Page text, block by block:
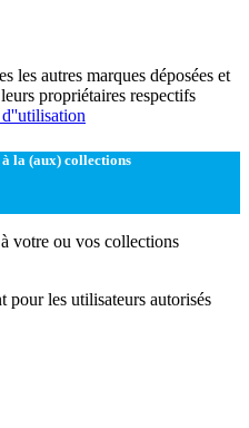
autres marques déposées et
propriétaires respectifs
la (aux) collections
votre ou vos collections
pour les utilisateurs autorisés